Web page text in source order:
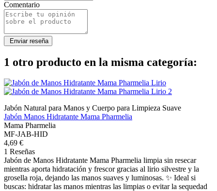
Comentario
1 otro producto en la misma categoría:
Jabón Natural para Manos y Cuerpo para Limpieza Suave
Jabón Manos Hidratante Mama Pharmelia
Mama Pharmelia
MF-JAB-HID
4,69 €
1 Reseñas
Jabón de Manos Hidratante Mama Pharmelia limpia sin resecar
mientras aporta hidratación y frescor gracias al lirio silvestre y la
grosella roja, dejando las manos suaves y luminosas. ✨ Ideal si
buscas: hidratar las manos mientras las limpias o evitar la sequedad